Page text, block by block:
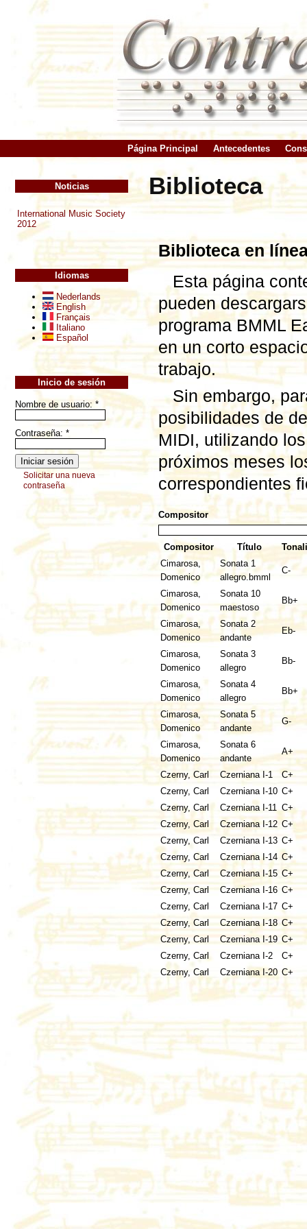
Página Principal Antecedentes
Noticias
International Music Society
2012
Idiomas
Nederlands
English
Français
Italiano
Español
Inicio de sesión
Nombre de usuario: *
Contraseña: *
Solicitar una nueva
contraseña
Biblioteca
Biblioteca en
Esta página
pueden
programa BMML
en un corto
trabajo.
Sin embargo,
posibilidades de
MIDI, utilizando
próximos meses
correspondientes
Compositor
Compositor Título
Cimarosa,
Domenico
Sonata 1
allegro.bmml
C-
Cimarosa,
Domenico
Sonata 10
maestoso
Bb+
Cimarosa,
Domenico
Sonata 2
andante
Eb-
Cimarosa,
Domenico
Sonata 3
allegro
Bb-
Cimarosa,
Domenico
Sonata 4
allegro
Bb+
Cimarosa,
Domenico
Sonata 5
andante
G-
Cimarosa,
Domenico
Sonata 6
andante
A+
Czerny, Carl Czerniana I-1
C+
Czerny, Carl
Czerniana I-10 C+
Czerny, Carl
Czerniana I-11 C+
Czerny, Carl
Czerniana I-12 C+
Czerny, Carl
Czerniana I-13 C+
Czerny, Carl
Czerniana I-14 C+
Czerny, Carl
Czerniana I-15 C+
Czerny, Carl
Czerniana I-16 C+
Czerny, Carl
Czerniana I-17 C+
Czerny, Carl
Czerniana I-18 C+
Czerny, Carl
Czerniana I-19 C+
Czerny, Carl
Czerniana I-2
C+
Czerny, Carl
Czerniana I-20 C+